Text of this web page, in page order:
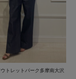
トレットパーク多摩南大沢